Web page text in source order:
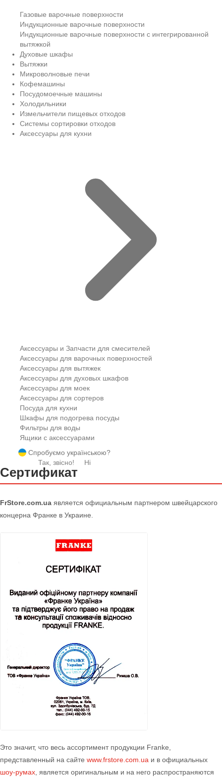
Газовые варочные поверхности
Индукционные варочные поверхности
Индукционные варочные поверхности с интегрированной
вытяжкой
Духовые шкафы
Вытяжки
Микроволновые печи
Кофемашины
Посудомоечные машины
Холодильники
Измельчители пищевых отходов
Системы сортировки отходов
Аксессуары для кухни
Аксессуары и Запчасти для смесителей
Аксессуары для варочных поверхностей
Аксессуары для вытяжек
Аксессуары для духовых шкафов
Аксессуары для моек
Аксессуары для сортеров
Посуда для кухни
Шкафы для подогрева посуды
Фильтры для воды
Ящики с аксессуарами
Спробуємо українською?
Так, звісно!
Ні
Сертификат
FrStore.com.ua является официальным партнером швейцарского
концерна Франке в Украине.
Это значит, что весь ассортимент продукции Franke,
представленный на сайте www.frstore.com.ua и в официальных
шоу-румах , является оригинальным и на него распространяются